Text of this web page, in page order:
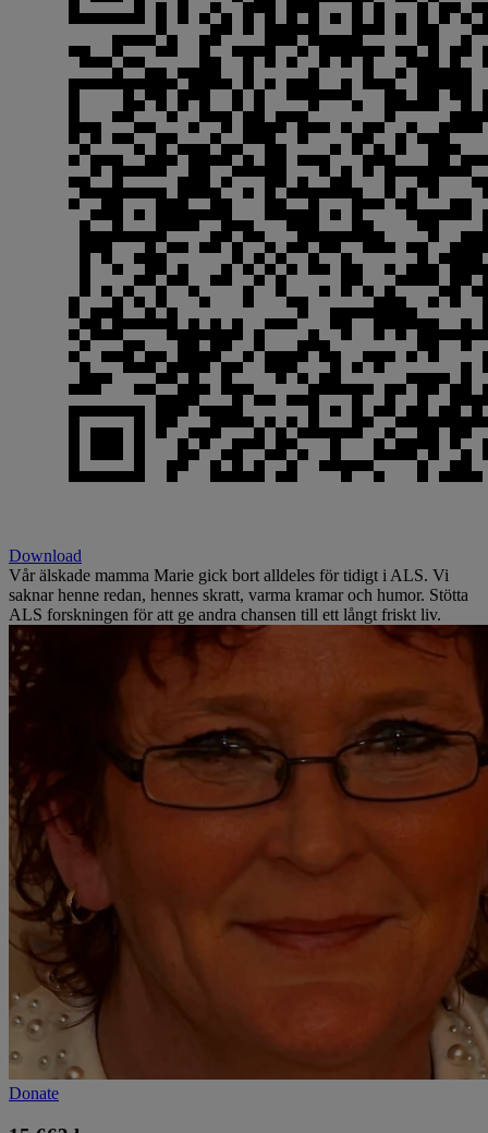
Download
Vår älskade mamma Marie gick bort alldeles för tidigt i ALS. Vi
saknar henne redan, hennes skratt, varma kramar och humor. Stötta
ALS forskningen för att ge andra chansen till ett långt friskt liv.
Donate